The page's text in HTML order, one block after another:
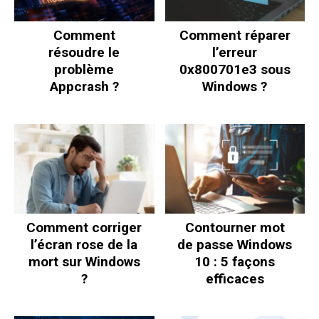
Comment
résoudre le
problème
Appcrash ?
Comment réparer
l’erreur
0x800701e3 sous
Windows ?
Comment corriger
l’écran rose de la
mort sur Windows
?
Contourner mot
de passe Windows
10 : 5 façons
efficaces